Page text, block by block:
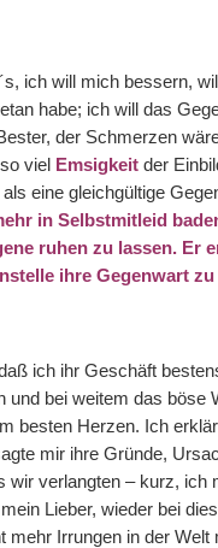
ich will mich bessern,
habe; ich will das
der Schmerzen
viel Emsigkeit der
eine gleichgültige
in Selbstmitleid
ruhen zu lassen. Er
ihre Gegenwart
ich ihr Geschäft
und bei weitem das
besten Herzen. Ich
mir ihre Gründe,
wir verlangten – kurz,
Lieber, wieder bei
Irrungen in der